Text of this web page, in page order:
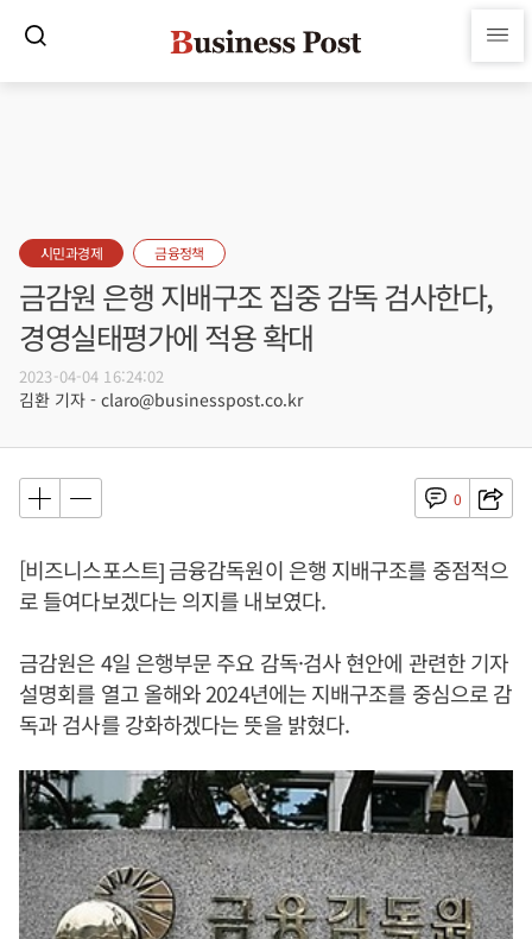
시민과경제 금융정책
금감원 은행 지배구조 집중 감독 검사한다,
경영실태평가에 적용 확대
2023-04-04 16:24:02
김환 기자 - claro@businesspost.co.kr
0
[비즈니스포스트] 금융감독원이 은행 지배구조를 중점적으
로 들여다보겠다는 의지를 내보였다.
금감원은 4일 은행부문 주요 감독·검사 현안에 관련한 기자
설명회를 열고 올해와 2024년에는 지배구조를 중심으로 감
독과 검사를 강화하겠다는 뜻을 밝혔다.